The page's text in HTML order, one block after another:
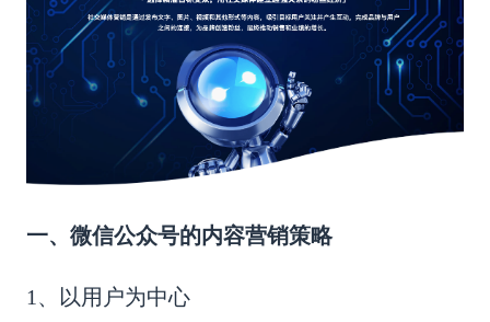
一、微信公众号的内容营销策略
1、以用户为中心